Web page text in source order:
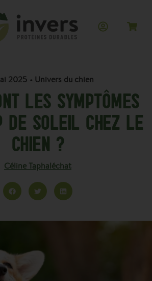
2025 • Univers du chien
LES SYMPTÔMES
DE SOLEIL CHEZ LE
CHIEN ?
Céline Taphaléchat